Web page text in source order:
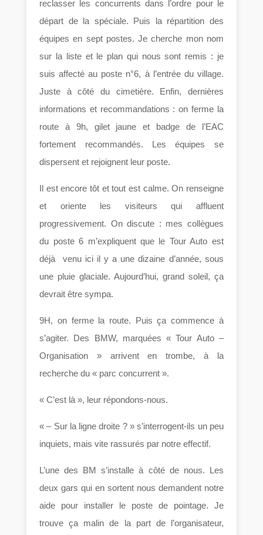
reclasser les concurrents dans l’ordre pour le
départ de la spéciale. Puis la répartition des
équipes en sept postes. Je cherche mon nom
sur la liste et le plan qui nous sont remis : je
suis affecté au poste n°6, à l’entrée du village.
Juste à côté du cimetière. Enfin, dernières
informations et recommandations : on ferme la
route à 9h, gilet jaune et badge de l’EAC
fortement recommandés. Les équipes se
dispersent et rejoignent leur poste.
Il est encore tôt et tout est calme. On renseigne
et oriente les visiteurs qui affluent
progressivement. On discute : mes collègues
du poste 6 m’expliquent que le Tour Auto est
déjà venu ici il y a une dizaine d’année, sous
une pluie glaciale. Aujourd’hui, grand soleil, ça
devrait être sympa.
9H, on ferme la route. Puis ça commence à
s’agiter. Des BMW, marquées « Tour Auto –
Organisation » arrivent en trombe, à la
recherche du « parc concurrent ».
« C’est là », leur répondons-nous.
« – Sur la ligne droite ? » s’interrogent-ils un peu
inquiets, mais vite rassurés par notre effectif.
L’une des BM s’installe à côté de nous. Les
deux gars qui en sortent nous demandent notre
aide pour installer le poste de pointage. Je
trouve ça malin de la part de l’organisateur,